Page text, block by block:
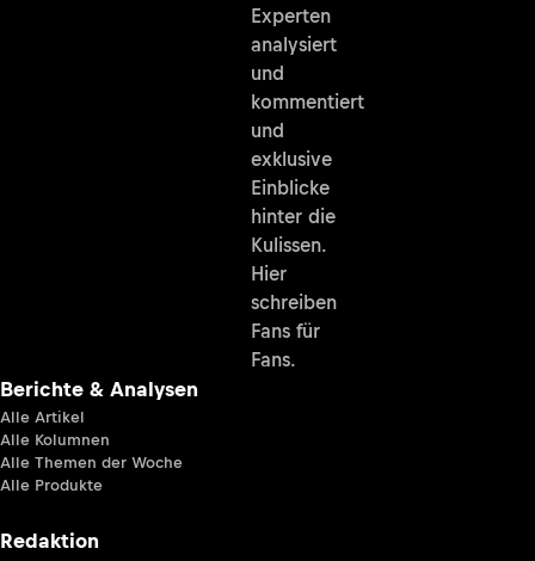
Experten
analysiert
und
kommentiert
und
exklusive
Einblicke
hinter die
Kulissen.
Hier
schreiben
Fans für
Fans.
Berichte & Analysen
Alle Artikel
Alle Kolumnen
Alle Themen der Woche
Alle Produkte
Redaktion